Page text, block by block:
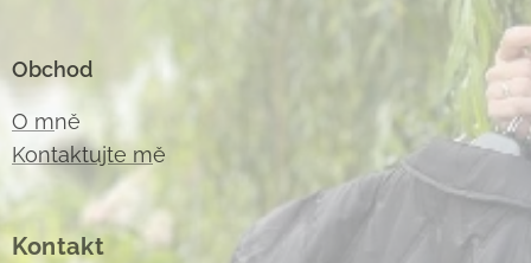
Obchod
O mně
Kontaktujte mě
Kontakt